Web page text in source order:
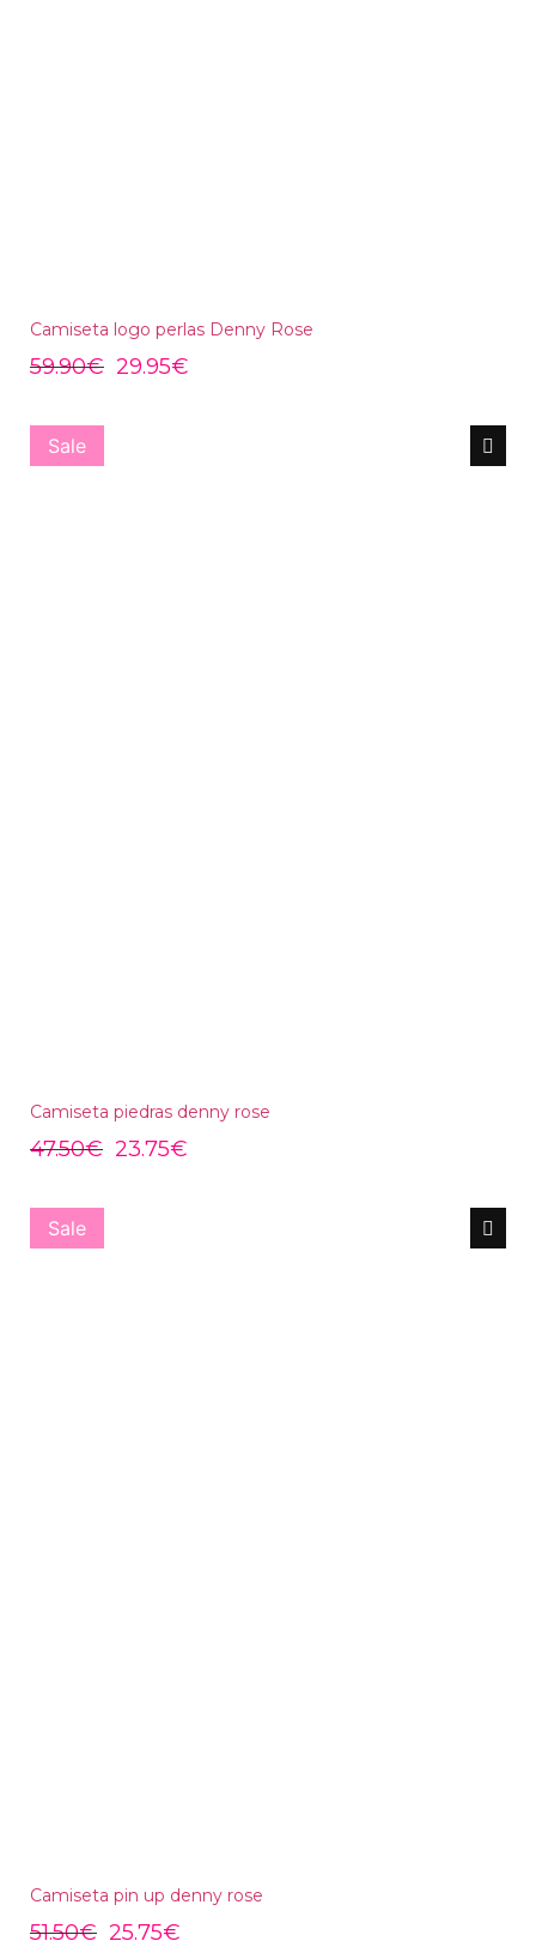
Camiseta logo perlas Denny Rose
59.90€ 29.95€
Sale
Camiseta piedras denny rose
47.50€ 23.75€
Sale
Camiseta pin up denny rose
51.50€ 25.75€